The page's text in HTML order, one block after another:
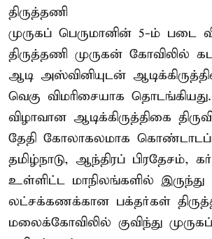
திருத்தணி
முருகப் பெருமானின் 5-ம் படை
திருத்தணி முருகன் கோவிலில்
ஆடி அஸ்வினியுடன்
வெகு விமரிசையாக
விழாவான ஆடிக்கிருத்திகை
தேதி கோலாகலமாக
தமிழ்நாடு, ஆந்திரப் பிரதேசம்,
உள்ளிட்ட மாநிலங்களில் இருந்து
லட்சக்கணக்கான பக்தர்கள்
மலைக்கோவிலில் குவிந்து